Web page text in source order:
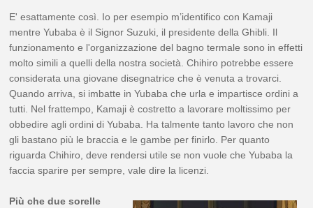
E' esattamente così. Io per esempio m’identifico con Kamaji
mentre Yubaba è il Signor Suzuki, il presidente della Ghibli. Il
funzionamento e l'organizzazione del bagno termale sono in effetti
molto simili a quelli della nostra società. Chihiro potrebbe essere
considerata una giovane disegnatrice che è venuta a trovarci.
Quando arriva, si imbatte in Yubaba che urla e impartisce ordini a
tutti. Nel frattempo, Kamaji è costretto a lavorare moltissimo per
obbedire agli ordini di Yubaba. Ha talmente tanto lavoro che non
gli bastano più le braccia e le gambe per finirlo. Per quanto
riguarda Chihiro, deve rendersi utile se non vuole che Yubaba la
faccia sparire per sempre, vale dire la licenzi.
Più che due sorelle